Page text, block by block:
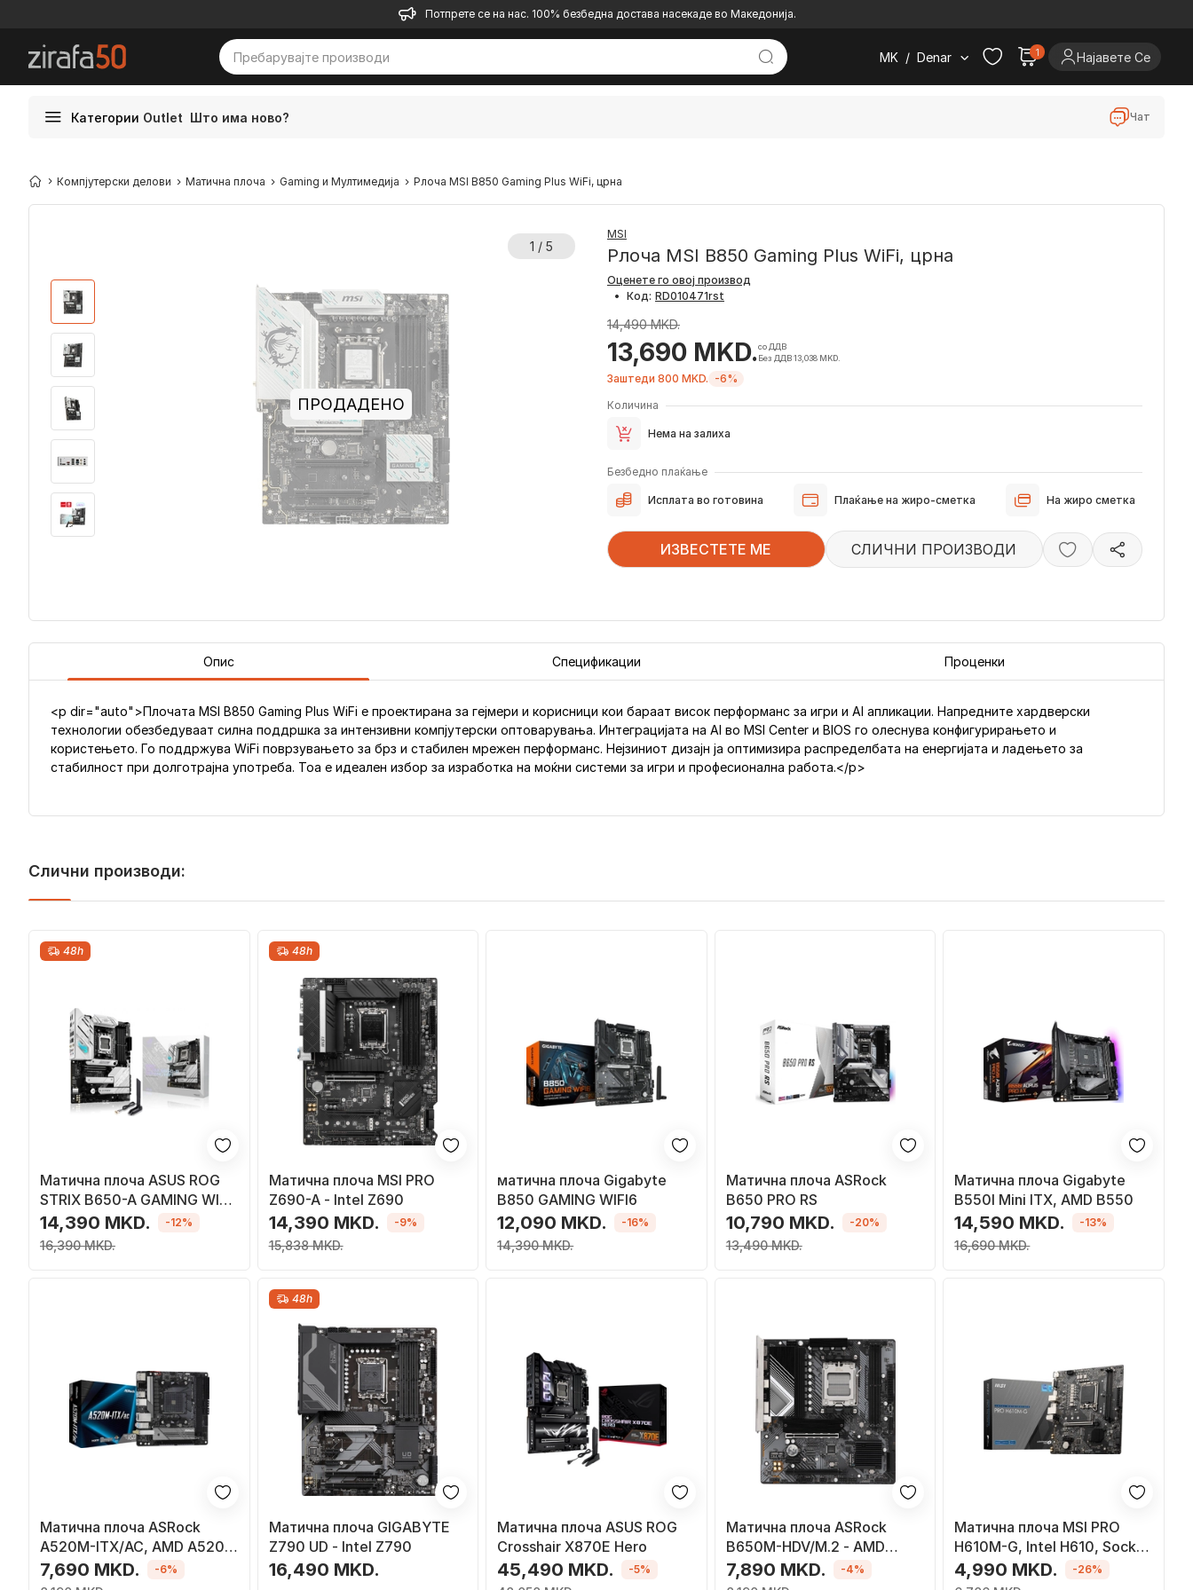
Потпрете се на нас. 100% безбедна достава насекаде во Македонија.
MK / Denar 1 Најавете Се
Категории Outlet Што има ново? Чат
Компјутерски делови Матична плоча Gaming и Мултимедија Pлоча MSI B850 Gaming Plus WiFi, црна
1 / 5
ПРОДАДЕНО
MSI
Pлоча MSI B850 Gaming Plus WiFi, црна
Оценете го овој производ
• Код:
14,490 MKD.
13,690 MKD.со ДДВ
Без ДДВ 13,038 MKD.
Заштеди 800 MKD. -6%
Количина
Нема на залиха
Безбедно плаќање
Исплата во готовина Плаќање на жиро-сметка На жиро сметка
ИЗВЕСТЕТЕ МЕ СЛИЧНИ ПРОИЗВОДИ
Опис Спецификации Проценки
<p dir="auto">Плочата MSI B850 Gaming Plus WiFi е проектирана за гејмери и корисници кои бараат висок перформанс за игри и AI апликации. Напредните хардверски
технологии обезбедуваат силна поддршка за интензивни компјутерски оптоварувања. Интеграцијата на AI во MSI Center и BIOS го олеснува конфигурирањето и
користењето. Го поддржува WiFi поврзувањето за брз и стабилен мрежен перформанс. Нејзиниот дизајн ја оптимизира распределбата на енергијата и ладењето за
стабилност при долготрајна употреба. Тоа е идеален избор за изработка на моќни системи за игри и професионална работа.</p>
Слични производи:
48h
Матична плоча ASUS ROG
STRIX B650-A GAMING WIFI
- AMD B650
14,390 MKD.
16,390 MKD.
-12%
48h
Матична плоча MSI PRO
Z690-A - Intel Z690
14,390 MKD.
15,838 MKD.
-9%
матична плоча Gigabyte
B850 GAMING WIFI6
12,090 MKD.
14,390 MKD.
-16%
Матична плоча ASRock
B650 PRO RS
10,790 MKD.
13,490 MKD.
-20%
Матична плоча Gigabyte
B550I Mini ITX, AMD B550
14,590 MKD.
16,690 MKD.
-13%
Матична плоча ASRock
A520M-ITX/AC, AMD A520,
Socket AM4, 2 слотови,
Bluetooth / Wi-Fi 5, Mini ITX
7,690 MKD. -6%
48h
Матична плоча GIGABYTE
Z790 UD - Intel Z790
16,490 MKD.
Матична плоча ASUS ROG
Crosshair X870E Hero
45,490 MKD. -5%
Матична плоча ASRock
B650M-HDV/M.2 - AMD
B650
7,890 MKD. -4%
Матична плоча MSI PRO
H610M-G, Intel H610, Socket
1700, 2 слотови, Micro ATX
4,990 MKD. -26%